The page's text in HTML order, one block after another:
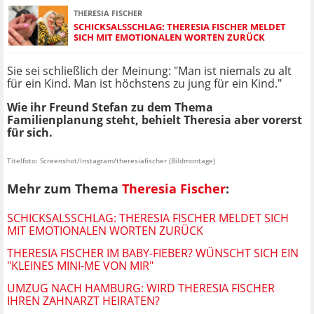
THERESIA FISCHER
SCHICKSALSSCHLAG: THERESIA FISCHER MELDET
SICH MIT EMOTIONALEN WORTEN ZURÜCK
Sie sei schließlich der Meinung: "Man ist niemals zu alt
für ein Kind. Man ist höchstens zu jung für ein Kind."
Wie ihr Freund Stefan zu dem Thema
Familienplanung steht, behielt Theresia aber vorerst
für sich.
Titelfoto: Screenshot/Instagram/theresiafischer (Bildmontage)
Mehr zum Thema Theresia Fischer:
SCHICKSALSSCHLAG: THERESIA FISCHER MELDET SICH
MIT EMOTIONALEN WORTEN ZURÜCK
THERESIA FISCHER IM BABY-FIEBER? WÜNSCHT SICH EIN
"KLEINES MINI-ME VON MIR"
UMZUG NACH HAMBURG: WIRD THERESIA FISCHER
IHREN ZAHNARZT HEIRATEN?